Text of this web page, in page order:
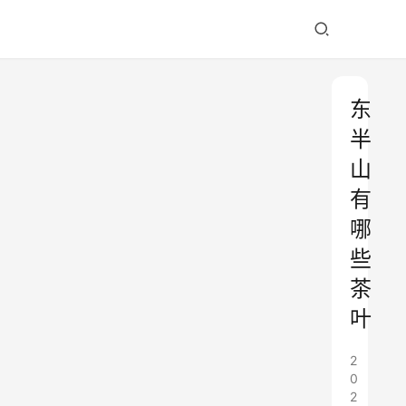
东
半
山
有
哪
些
茶
叶
2
0
2